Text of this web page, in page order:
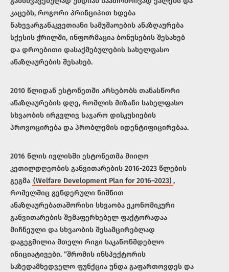
კაცებს, როგორი პრინციპით ხდება
ნახევარგანაკვეთიანი სამუშაოების ანაზღაურება
სქესის ჭრილში, ინფორმაცია ბონუსების შესახებ
და დროებითი დასაქმებულების სახელფასო
ანაზღაურების შესახებ.
2010 წლიდან ესტონეთში არსებობს თანასწორი
ანაზღაურების დღე, რომლის მიზანი სახელფასო
სხვაობის ირგვლივ საჯარო დისკუსიების
პროვოცირება და პრობლემის იდენტიფიცირებაა.
2016 წლის ივლისში ესტონეთმა მიიღო
კეთილდღეობის განვითარების 2016-2023 წლების
გეგმა (Welfare Development Plan for 2016–2023) ,
რომელშიც გენდერული ნიშნით
ანაზღაურებათაშორისი სხვაობა ეკონომიკური
განვითარების შემაფერხებელ ფაქტორადაა
მიჩნეული და სხვაობის შესამცირებლად
დაგეგმილია მთელი რიგი საკანონმდებლო
ინიციატივები. “შრომის ინსპექტორის
საზედამხედველო ფუნქცია უნდა გაფართოვდეს და